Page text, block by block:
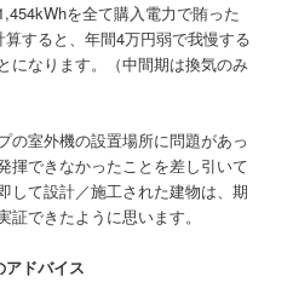
を全て購入電力で賄った
すると、年間4万円弱で我慢する
になります。（中間期は換気のみ
の室外機の設置場所に問題があっ
揮できなかったことを差し引いて
して設計／施工された建物は、期
できたように思います。
ドバイス